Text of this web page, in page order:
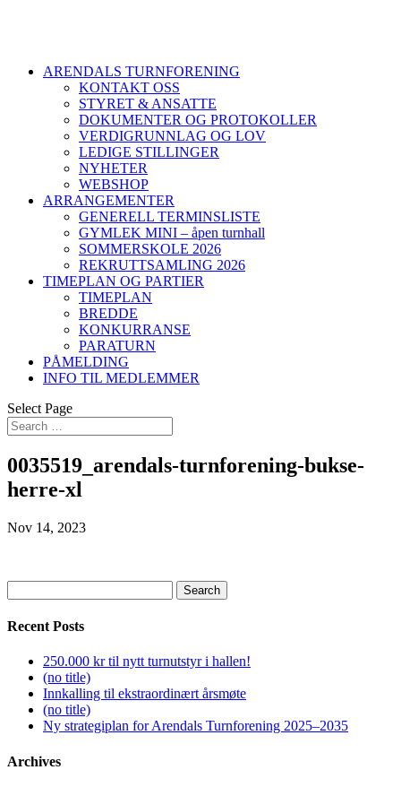
ARENDALS TURNFORENING
KONTAKT OSS
STYRET & ANSATTE
DOKUMENTER OG PROTOKOLLER
VERDIGRUNNLAG OG LOV
LEDIGE STILLINGER
NYHETER
WEBSHOP
ARRANGEMENTER
GENERELL TERMINSLISTE
GYMLEK MINI – åpen turnhall
SOMMERSKOLE 2026
REKRUTTSAMLING 2026
TIMEPLAN OG PARTIER
TIMEPLAN
BREDDE
KONKURRANSE
PARATURN
PÅMELDING
INFO TIL MEDLEMMER
Select Page
0035519_arendals-turnforening-bukse-
herre-xl
Nov 14, 2023
for:
Recent Posts
250.000 kr til nytt turnutstyr i hallen!
(no title)
Innkalling til ekstraordinært årsmøte
(no title)
Ny strategiplan for Arendals Turnforening 2025–2035
Archives